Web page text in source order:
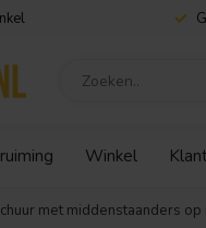
Winkel
met middenstaanders op